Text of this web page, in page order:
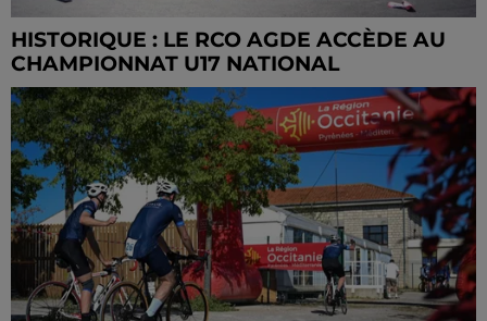
HISTORIQUE : LE RCO AGDE ACCÈDE AU
CHAMPIONNAT U17 NATIONAL